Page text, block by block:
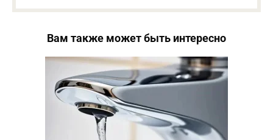
Вам также может быть интересно